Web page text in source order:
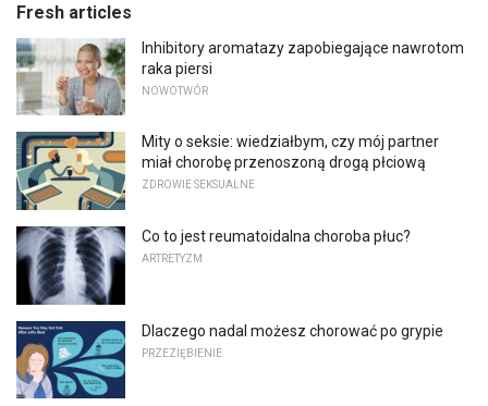
Fresh articles
Inhibitory aromatazy zapobiegające nawrotom
raka piersi
NOWOTWÓR
Mity o seksie: wiedziałbym, czy mój partner
miał chorobę przenoszoną drogą płciową
ZDROWIE SEKSUALNE
Co to jest reumatoidalna choroba płuc?
ARTRETYZM
Dlaczego nadal możesz chorować po grypie
PRZEZIĘBIENIE